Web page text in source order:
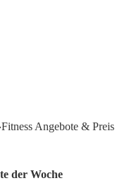
Fitness Angebote & Preis
der Woche